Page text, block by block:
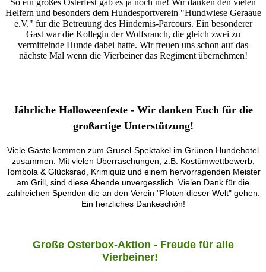
So ein großes Osterfest gab es ja noch nie! Wir danken den vielen
Helfern und besonders dem Hundesportverein "Hundwiese Geraaue
e.V." für die Betreuung des Hindernis-Parcours. Ein besonderer
Gast war die Kollegin der Wolfsranch, die gleich zwei zu
vermittelnde Hunde dabei hatte. Wir freuen uns schon auf das
nächste Mal wenn die Vierbeiner das Regiment übernehmen!
Jährliche Halloweenfeste - Wir danken Euch für die
großartige Unterstützung!
Viele Gäste kommen zum Grusel-Spektakel im Grünen Hundehotel
zusammen. Mit vielen Überraschungen, z.B. Kostümwettbewerb,
Tombola & Glücksrad, Krimiquiz und einem hervorragenden Meister
am Grill, sind diese Abende unvergesslich. Vielen Dank für die
zahlreichen Spenden die an den Verein "Pfoten dieser Welt" gehen.
Ein herzliches Dankeschön!
Große Osterbox-Aktion - Freude für alle
Vierbeiner!